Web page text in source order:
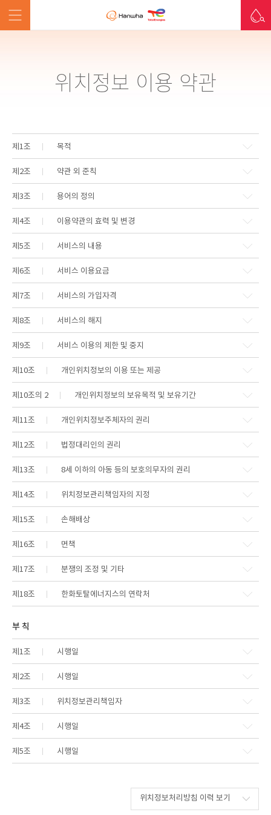
위치정보 이용 약관
제1조 목적
제2조 약관 외 준칙
제3조 용어의 정의
제4조 이용약관의 효력 및 변경
제5조 서비스의 내용
제6조 서비스 이용요금
제7조 서비스의 가입자격
제8조 서비스의 해지
제9조 서비스 이용의 제한 및 중지
제10조 개인위치정보의 이용 또는 제공
제10조의 2 개인위치정보의 보유목적 및 보유기간
제11조 개인위치정보주체자의 권리
제12조 법정대리인의 권리
제13조 8세 이하의 아동 등의 보호의무자의 권리
제14조 위치정보관리책임자의 지정
제15조 손해배상
제16조 면책
제17조 분쟁의 조정 및 기타
제18조 한화토탈에너지스의 연락처
부 칙
제1조 시행일
제2조 시행일
제3조 위치정보관리책임자
제4조 시행일
제5조 시행일
위치정보처리방침 이력 보기